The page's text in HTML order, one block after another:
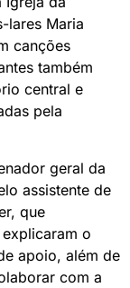
lares Maria
canções
também
central e
pela
geral da
assistente de
que
o
apoio, além de
com a